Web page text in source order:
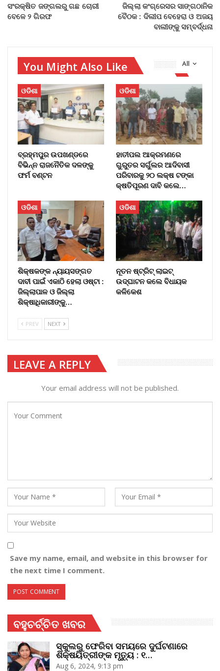
ସଂରକ୍ଷିତ ଜଙ୍ଗଲରୁ ଗଛ ଚୋରୀ
ବେଳେ ୨ ଗିରଫ
ଜିଲ୍ଲା କଂଗ୍ରେସର ସାଙ୍ଗଠାନିକ
ବୈଠକ : ଦିଲୀପ ବେହେରା ଓ ଅଜୟ
ବାଲୀଙ୍କୁ ସମ୍ବର୍ଦ୍ଧନା
All
You Might Also Like
ଓଡିଶା
ବ୍ରହ୍ମପୁର ଉପଖଣ୍ଡରେ
ବିଭିନ୍ନ ରାଜନୈତିକ ଦଳଙ୍କୁ
ଫର୍ମ ବଣ୍ଟନ
ଓଡିଶା
ହାତୀପଲ ଆକ୍ରମଣରେ
ଗୁରୁତର ସର୍ଗୁଲର ଆଦିବାସୀ
ପରିବାରକୁ ୨୦ ଲକ୍ଷ ଟଙ୍କା
କ୍ଷତିପୂରଣ ଦାବି କଲେ…
ଓଡିଶା
ଶିକ୍ଷକଙ୍କ ନ୍ୟାୟସଙ୍ଗତ
ଦାବୀ ପାଇଁ ଏକାଠି ହେଲା ଓଷ୍ଟା :
ଜିଲ୍ଲାପାଳ ଓ ଜିଲ୍ଲା
ଶିକ୍ଷାଧିକାରୀଙ୍କୁ…
ଓଡିଶା
ନୂତନ ଷ୍ଟ୍ରିଟ୍ ଲାଇଟ୍‌
ଉଦ୍‌ଘାଟନ କଲେ ବିଧାୟକ
କଳିକେଶ
PREV NEXT
LEAVE A REPLY
Your email address will not be published.
Save my name, email, and website in this browser for
the next time I comment.
ବହୁଚର୍ଚ୍ଚିତ ଖବର
ସ୍କୁଲରୁ ଫେରିବା ସମୟରେ ଦୁର୍ଘଟଣାରେ
ଶିକ୍ଷୟିତ୍ରୀଙ୍କ ମୃତ୍ୟୁ : ୧…
Aug 6, 2024, 9:13 pm